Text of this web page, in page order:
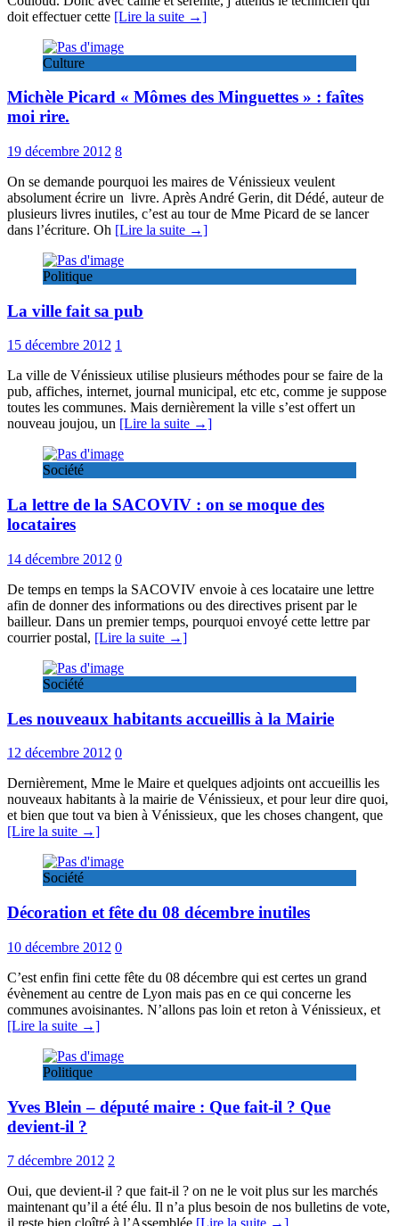
doit effectuer cette [Lire la suite →]
Culture
Michèle Picard « Mômes des Minguettes » : faîtes
moi rire.
19 décembre 2012 8
On se demande pourquoi les maires de Vénissieux veulent
absolument écrire un livre. Après André Gerin, dit Dédé, auteur de
plusieurs livres inutiles, c’est au tour de Mme Picard de se lancer
dans l’écriture. Oh [Lire la suite →]
Politique
La ville fait sa pub
15 décembre 2012 1
La ville de Vénissieux utilise plusieurs méthodes pour se faire de la
pub, affiches, internet, journal municipal, etc etc, comme je suppose
toutes les communes. Mais dernièrement la ville s’est offert un
nouveau joujou, un [Lire la suite →]
Société
La lettre de la SACOVIV : on se moque des
locataires
14 décembre 2012 0
De temps en temps la SACOVIV envoie à ces locataire une lettre
afin de donner des informations ou des directives prisent par le
bailleur. Dans un premier temps, pourquoi envoyé cette lettre par
courrier postal, [Lire la suite →]
Société
Les nouveaux habitants accueillis à la Mairie
12 décembre 2012 0
Dernièrement, Mme le Maire et quelques adjoints ont accueillis les
nouveaux habitants à la mairie de Vénissieux, et pour leur dire quoi,
et bien que tout va bien à Vénissieux, que les choses changent, que
[Lire la suite →]
Société
Décoration et fête du 08 décembre inutiles
10 décembre 2012 0
C’est enfin fini cette fête du 08 décembre qui est certes un grand
évènement au centre de Lyon mais pas en ce qui concerne les
communes avoisinantes. N’allons pas loin et reton à Vénissieux, et
[Lire la suite →]
Politique
Yves Blein – député maire : Que fait-il ? Que
devient-il ?
7 décembre 2012 2
Oui, que devient-il ? que fait-il ? on ne le voit plus sur les marchés
maintenant qu’il a été élu. Il n’a plus besoin de nos bulletins de vote,